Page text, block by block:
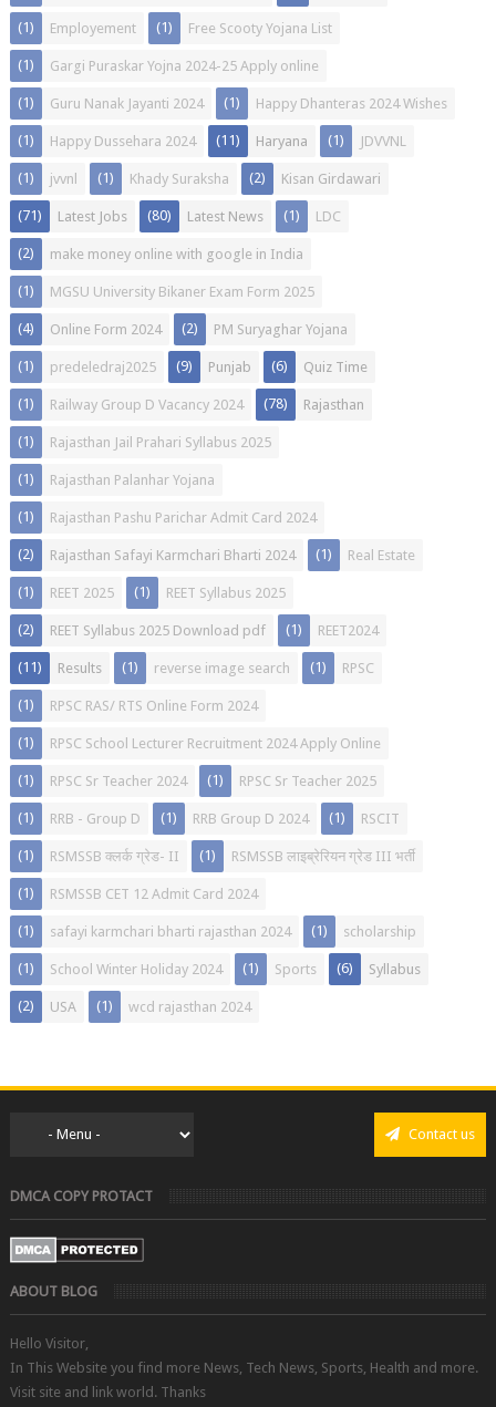
Employement
(1) Free Scooty Yojana List
(1)
Gargi Puraskar Yojna 2024-25 Apply online
(1)
Guru Nanak Jayanti 2024
(1) Happy Dhanteras 2024 Wishes
(1)
Happy Dussehara 2024
(1) Haryana
(11) JDVVNL
(1)
jvvnl
(1) Khady Suraksha
(1) Kisan Girdawari
(2)
Latest Jobs
(71) Latest News
(80) LDC
(1)
make money online with google in India
(2)
MGSU University Bikaner Exam Form 2025
(1)
Online Form 2024
(4) PM Suryaghar Yojana
(2)
predeledraj2025
(1) Punjab
(9) Quiz Time
(6)
Railway Group D Vacancy 2024
(1) Rajasthan
(78)
Rajasthan Jail Prahari Syllabus 2025
(1)
Rajasthan Palanhar Yojana
(1)
Rajasthan Pashu Parichar Admit Card 2024
(1)
Rajasthan Safayi Karmchari Bharti 2024
(2) Real Estate
(1)
REET 2025
(1) REET Syllabus 2025
(1)
REET Syllabus 2025 Download pdf
(2) REET2024
(1)
Results
(11) reverse image search
(1) RPSC
(1)
RPSC RAS/ RTS Online Form 2024
(1)
RPSC School Lecturer Recruitment 2024 Apply Online
(1)
RPSC Sr Teacher 2024
(1) RPSC Sr Teacher 2025
(1)
RRB - Group D
(1) RRB Group D 2024
(1) RSCIT
(1)
RSMSSB क्लर्क ग्रेड- II
(1) RSMSSB लाइब्रेरियन ग्रेड III भर्ती
(1)
RSMSSB CET 12 Admit Card 2024
(1)
safayi karmchari bharti rajasthan 2024
(1) scholarship
(1)
School Winter Holiday 2024
(1) Sports
(1) Syllabus
(6)
USA
(2) wcd rajasthan 2024
(1)
Contact us
DMCA COPY PROTACT
ABOUT BLOG
Hello Visitor,
In This Website you find more News, Tech News, Sports, Health and more.
Visit site and link world. Thanks